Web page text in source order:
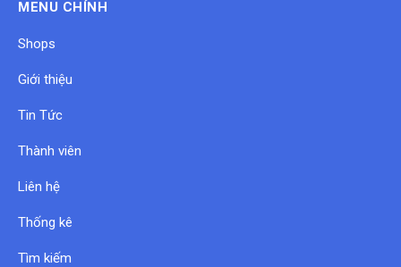
MENU CHÍNH
Shops
Giới thiệu
Tin Tức
Thành viên
Liên hệ
Thống kê
Tìm kiếm